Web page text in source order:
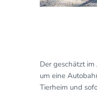
Der geschätzt
um eine
Tierheim und